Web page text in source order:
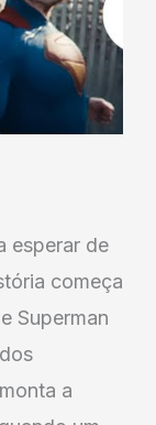
esperar de
começa
Superman
a